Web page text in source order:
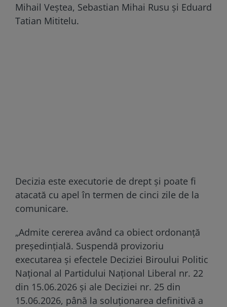
Mihail Veștea, Sebastian Mihai Rusu și Eduard
Tatian Mititelu.
Decizia este executorie de drept și poate fi
atacată cu apel în termen de cinci zile de la
comunicare.
„Admite cererea având ca obiect ordonanță
președințială. Suspendă provizoriu
executarea și efectele Deciziei Biroului Politic
Național al Partidului Național Liberal nr. 22
din 15.06.2026 și ale Deciziei nr. 25 din
15.06.2026, până la soluționarea definitivă a